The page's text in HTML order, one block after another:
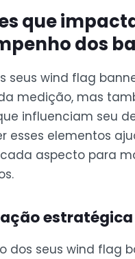
que
dos
seus wind flag
medição, mas
influenciam seu
esses elementos
aspecto para
dos seus wind flag